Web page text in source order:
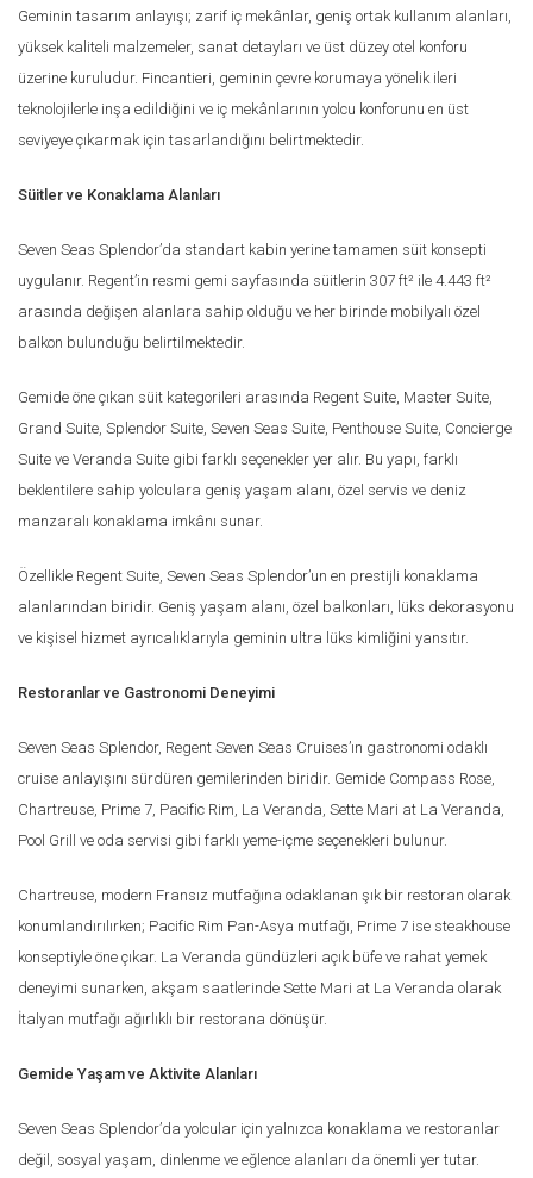
Geminin tasarım anlayışı; zarif iç mekânlar, geniş ortak kullanım alanları,
yüksek kaliteli malzemeler, sanat detayları ve üst düzey otel konforu
üzerine kuruludur. Fincantieri, geminin çevre korumaya yönelik ileri
teknolojilerle inşa edildiğini ve iç mekânlarının yolcu konforunu en üst
seviyeye çıkarmak için tasarlandığını belirtmektedir.
Süitler ve Konaklama Alanları
Seven Seas Splendor’da standart kabin yerine tamamen süit konsepti
uygulanır. Regent’in resmi gemi sayfasında süitlerin 307 ft² ile 4.443 ft²
arasında değişen alanlara sahip olduğu ve her birinde mobilyalı özel
balkon bulunduğu belirtilmektedir.
Gemide öne çıkan süit kategorileri arasında Regent Suite, Master Suite,
Grand Suite, Splendor Suite, Seven Seas Suite, Penthouse Suite, Concierge
Suite ve Veranda Suite gibi farklı seçenekler yer alır. Bu yapı, farklı
beklentilere sahip yolculara geniş yaşam alanı, özel servis ve deniz
manzaralı konaklama imkânı sunar.
Özellikle Regent Suite, Seven Seas Splendor’un en prestijli konaklama
alanlarından biridir. Geniş yaşam alanı, özel balkonları, lüks dekorasyonu
ve kişisel hizmet ayrıcalıklarıyla geminin ultra lüks kimliğini yansıtır.
Restoranlar ve Gastronomi Deneyimi
Seven Seas Splendor, Regent Seven Seas Cruises’ın gastronomi odaklı
cruise anlayışını sürdüren gemilerinden biridir. Gemide Compass Rose,
Chartreuse, Prime 7, Pacific Rim, La Veranda, Sette Mari at La Veranda,
Pool Grill ve oda servisi gibi farklı yeme-içme seçenekleri bulunur.
Chartreuse, modern Fransız mutfağına odaklanan şık bir restoran olarak
konumlandırılırken; Pacific Rim Pan-Asya mutfağı, Prime 7 ise steakhouse
konseptiyle öne çıkar. La Veranda gündüzleri açık büfe ve rahat yemek
deneyimi sunarken, akşam saatlerinde Sette Mari at La Veranda olarak
İtalyan mutfağı ağırlıklı bir restorana dönüşür.
Gemide Yaşam ve Aktivite Alanları
Seven Seas Splendor’da yolcular için yalnızca konaklama ve restoranlar
değil, sosyal yaşam, dinlenme ve eğlence alanları da önemli yer tutar.